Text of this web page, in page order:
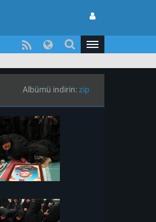
Albümü indirin:zip